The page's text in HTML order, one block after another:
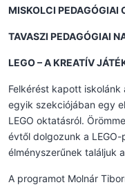
MISKOLCI PEDAGÓGIAI
TAVASZI PEDAGÓGIAI
LEGO – A KREATÍV
Felkérést kapott iskolánk
egyik szekciójában egy
LEGO oktatásról.
évtől dolgozunk a
élményszerűnek találjuk
A programot Molnár